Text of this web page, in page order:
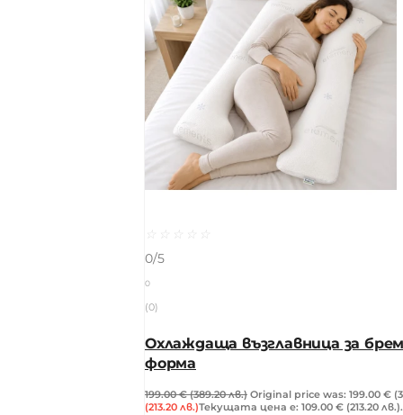
☆ ☆ ☆ ☆
☆
0/5
0
(0)
Охлаждаща възглавница за
форма
199.00€ (389.20 лв.) Original price was: 199.00 €
(213.20 лв.)Текущата цена е: 109.00 € (213.20 лв.).